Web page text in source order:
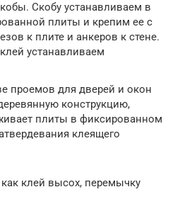
Скобу устанавливаем в
плиты и крепим ее с
к плите и анкеров к стене.
устанавливаем
проемов для дверей и окон
конструкцию,
плиты в фиксированном
клеящего
клей высох, перемычку